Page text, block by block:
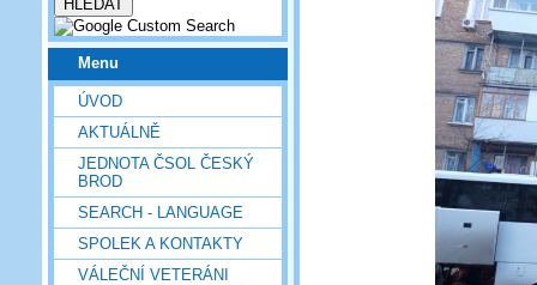
Menu
ÚVOD
AKTUÁLNĚ
JEDNOTA ČSOL ČESKÝ
BROD
SEARCH - LANGUAGE
SPOLEK A KONTAKTY
VÁLEČNÍ VETERÁNI